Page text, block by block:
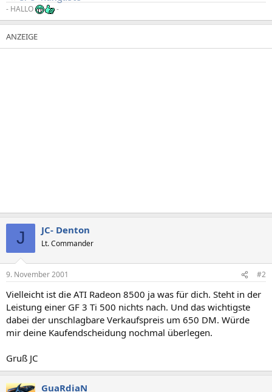
- HALLO -
J JC- Denton
Lt. Commander
9. November 2001 #2
Vielleicht ist die ATI Radeon 8500 ja was für dich. Steht in der
Leistung einer GF 3 Ti 500 nichts nach. Und das wichtigste
dabei der unschlagbare Verkaufspreis um 650 DM. Würde
mir deine Kaufendscheidung nochmal überlegen.
Gruß JC
GuaRdiaN